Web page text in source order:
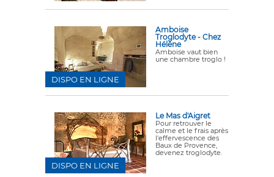
Amboise
Troglodyte - Chez
Hélène
Amboise vaut bien
une chambre troglo !
DISPO EN LIGNE
Le Mas d'Aigret
Pour retrouver le
calme et le frais après
l'effervescence des
Baux de Provence,
devenez troglodyte.
DISPO EN LIGNE